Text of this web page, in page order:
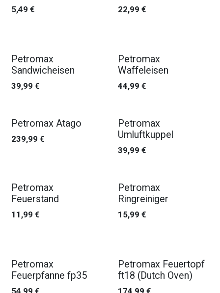
5,49 € 22,99 €
Petromax
Sandwicheisen
39,99 €
Petromax
Waffeleisen
44,99 €
Petromax Atago
239,99 €
Petromax
Umluftkuppel
39,99 €
Petromax
Feuerstand
11,99 €
Petromax
Ringreiniger
15,99 €
Petromax
Feuerpfanne fp35
54,99 €
Petromax Feuertopf
ft18 (Dutch Oven)
174,99 €